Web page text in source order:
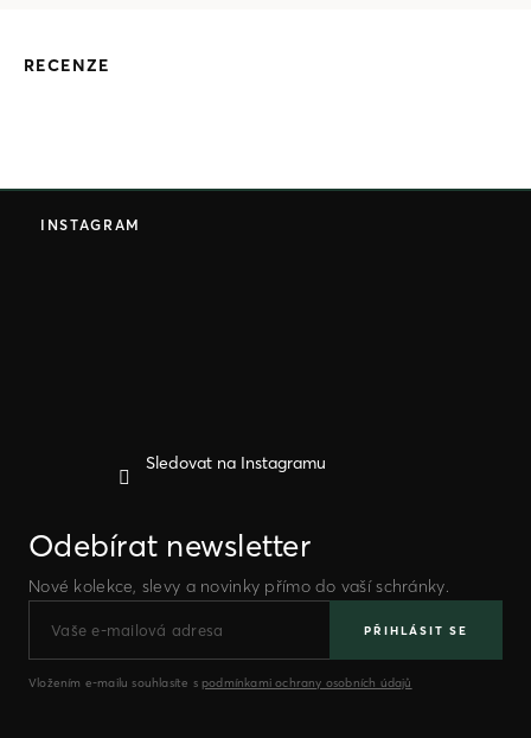
RECENZE
INSTAGRAM
Sledovat na Instagramu
Odebírat newsletter
Nové kolekce, slevy a novinky přímo do vaší schránky.
PŘIHLÁSIT SE
Vložením e-mailu souhlasíte s podmínkami ochrany osobních údajů